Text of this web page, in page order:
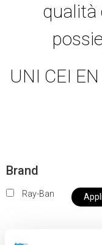
qualità
UNI CEI
Brand
Ray-Ban